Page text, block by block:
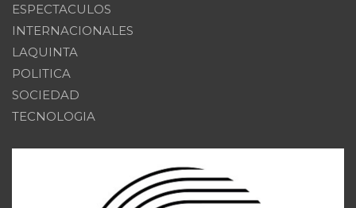
ESPECTACULOS
INTERNACIONALES
LAQUINTA
POLITICA
SOCIEDAD
TECNOLOGIA